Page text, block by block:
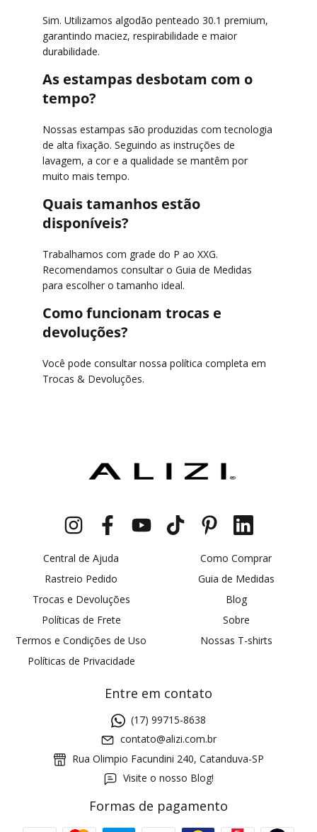
Sim. Utilizamos algodão penteado 30.1 premium,
garantindo maciez, respirabilidade e maior
durabilidade.
As estampas desbotam com o
tempo?
Nossas estampas são produzidas com tecnologia
de alta fixação. Seguindo as instruções de
lavagem, a cor e a qualidade se mantêm por
muito mais tempo.
Quais tamanhos estão
disponíveis?
Trabalhamos com grade do P ao XXG.
Recomendamos consultar o Guia de Medidas
para escolher o tamanho ideal.
Como funcionam trocas e
devoluções?
Você pode consultar nossa política completa em
Trocas & Devoluções.
Central de Ajuda
Rastreio Pedido
Trocas e Devoluções
Políticas de Frete
Termos e Condições de Uso
Políticas de Privacidade
Como Comprar
Guia de Medidas
Blog
Sobre
Nossas T-shirts
Entre em contato
(17) 99715-8638
contato@alizi.com.br
Rua Olimpio Facundini 240, Catanduva-SP
Visite o nosso Blog!
Formas de pagamento